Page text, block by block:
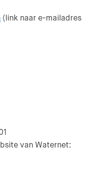
(link naar e-mailadres
van Waternet: